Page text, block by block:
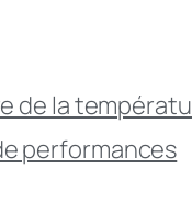
de la
performances